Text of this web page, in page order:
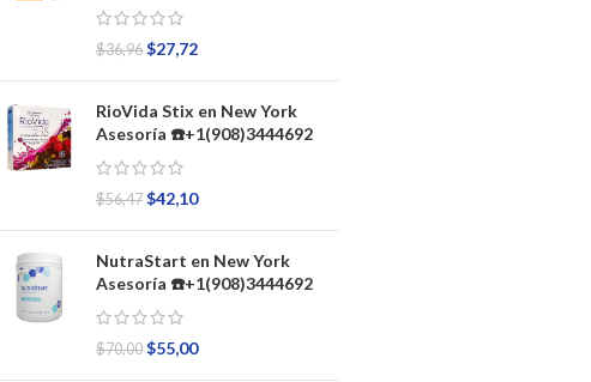
$36,96 $27,72
RioVida Stix en New York
Asesoría ☎️+1(908)3444692
$56,47 $42,10
NutraStart en New York
Asesoría ☎️+1(908)3444692
$70,00 $55,00